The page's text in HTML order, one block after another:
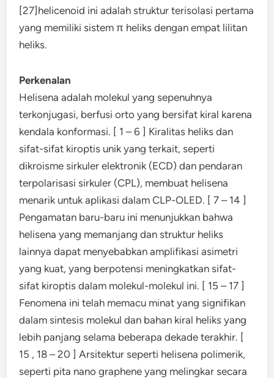
[27]helicenoid ini adalah struktur terisolasi pertama
yang memiliki sistem π ​​heliks dengan empat lilitan
heliks.
Perkenalan
Helisena adalah molekul yang sepenuhnya
terkonjugasi, berfusi orto yang bersifat kiral karena
kendala konformasi. [ 1 – 6 ] Kiralitas heliks dan
sifat-sifat kiroptis unik yang terkait, seperti
dikroisme sirkuler elektronik (ECD) dan pendaran
terpolarisasi sirkuler (CPL), membuat helisena
menarik untuk aplikasi dalam CLP-OLED. [ 7 – 14 ]
Pengamatan baru-baru ini menunjukkan bahwa
helisena yang memanjang dan struktur heliks
lainnya dapat menyebabkan amplifikasi asimetri
yang kuat, yang berpotensi meningkatkan sifat-
sifat kiroptis dalam molekul-molekul ini. [ 15 – 17 ]
Fenomena ini telah memacu minat yang signifikan
dalam sintesis molekul dan bahan kiral heliks yang
lebih panjang selama beberapa dekade terakhir. [
15 , 18 – 20 ] Arsitektur seperti helisena polimerik,
seperti pita nano graphene yang melingkar secara